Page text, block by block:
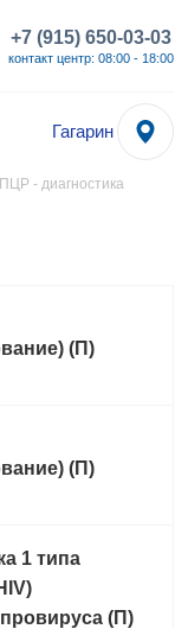
+7 (915) 650-03-03
контакт центр: 08:00 - 18:00
Гагарин
ПЦР - диагностика
(П)
(П)
1 типа
(П)